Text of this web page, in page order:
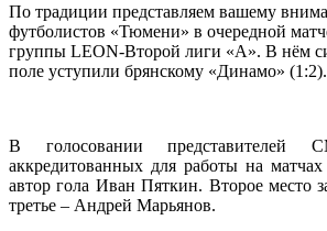
По традиции представляем вашему
футболистов «Тюмени» в очередной
группы LEON-Второй лиги «А». В нём
поле уступили брянскому «Динамо» (1:2).
В голосовании
аккредитованных для работы на
автор гола Иван Пяткин. Второе место
третье – Андрей Марьянов.